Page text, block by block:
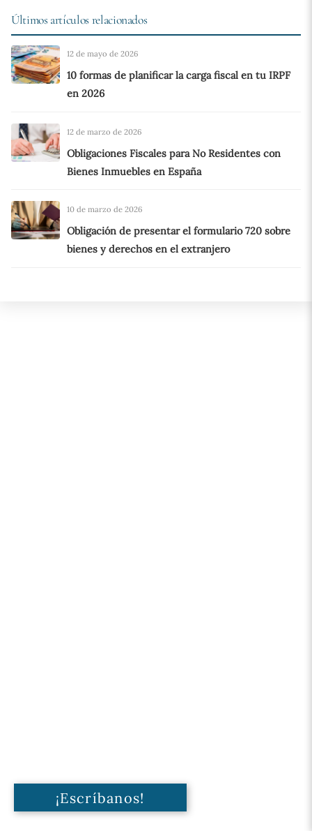
Últimos artículos relacionados
12 de mayo de 2026
10 formas de planificar la carga fiscal en tu IRPF
en 2026
12 de marzo de 2026
Obligaciones Fiscales para No Residentes con
Bienes Inmuebles en España
10 de marzo de 2026
Obligación de presentar el formulario 720 sobre
bienes y derechos en el extranjero
¡Escríbanos!